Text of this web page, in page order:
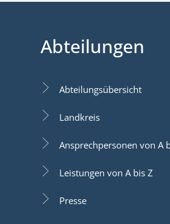
Abteilungen
Abteilungsübersicht
Landkreis
Ansprechpersonen von A
Leistungen von A bis Z
Presse